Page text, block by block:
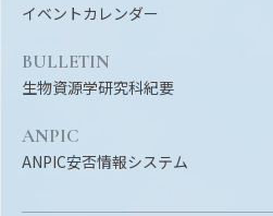
イベントカレンダー
BULLETIN
生物資源学研究科紀要
ANPIC
ANPIC安否情報システム